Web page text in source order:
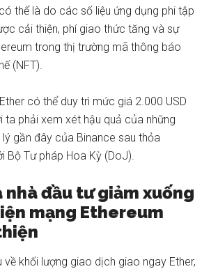
thể là do các số liệu ứng dụng phi tập
cải thiện, phí giao thức tăng và sự
trong thị trường mã thông báo
(NFT).
có thể duy trì mức giá 2.000 USD
ta phải xem xét hậu quả của những
gần đây của Binance sau thỏa
Bộ Tư pháp Hoa Kỳ (DoJ).
nhà đầu tư giảm xuống
mạng Ethereum
về khối lượng giao dịch giao ngay Ether,